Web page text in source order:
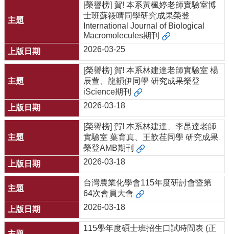
[榮譽榜] 賀! 本系黃楓婷老師實驗室博
士班蘇筱晴同學研究成果榮登
International Journal of Biological
Macromolecules期刊
2026-03-25
[榮譽榜] 賀! 本系林建達老師實驗室 楊
辰萱、龍韻伊同學 研究成果榮登
iScience期刊
2026-03-18
[榮譽榜] 賀! 本系林建達、李昆達老師
實驗室 葉育真、王歆荏同學 研究成果
榮登AMB期刊
2026-03-18
台灣農業化學會115年度研討會暨第
64次會員大會
2026-03-18
115學年度碩士班招生口試時間表 (正